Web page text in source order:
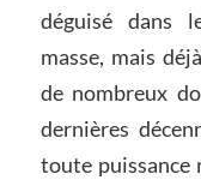
déguisé dans
masse, mais
de nombreux
dernières
toute puissance